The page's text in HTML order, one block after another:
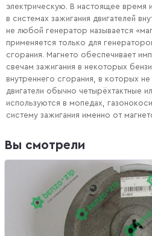
электрическую. В настоящее время
в системах зажигания двигателей
не любой генератор называется
применяется только для
сгорания. Магнето обеспечивает
свечам зажигания в некоторых
внутреннего сгорания, в которых
двигатели обычно четырёхтактные
используются в мопедах,
систему зажигания именно от
Вы смотрели